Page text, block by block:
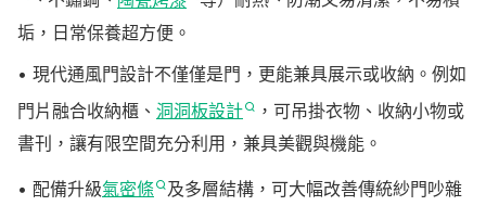
垢，日常保養超方便。
• 現代通風門設計不僅僅是門，更能兼具展示或收納。例如
門片融合收納櫃、 洞洞板設計
，可吊掛衣物、收納小物或
書刊，讓有限空間充分利用，兼具美觀與機能。
• 配備升級氣密條
及多層結構，可大幅改善傳統紗門吵雜